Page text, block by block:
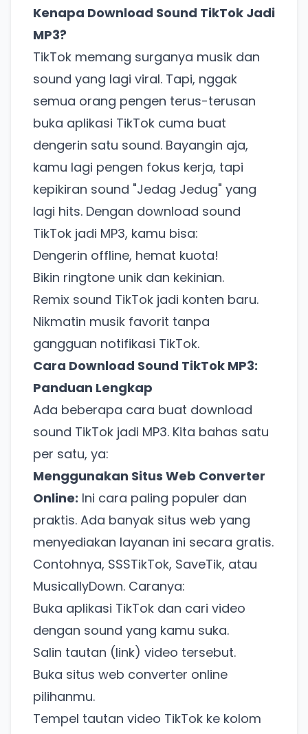
Kenapa Download Sound TikTok Jadi
MP3?
TikTok memang surganya musik dan
sound yang lagi viral. Tapi, nggak
semua orang pengen terus-terusan
buka aplikasi TikTok cuma buat
dengerin satu sound. Bayangin aja,
kamu lagi pengen fokus kerja, tapi
kepikiran sound "Jedag Jedug" yang
lagi hits. Dengan download sound
TikTok jadi MP3, kamu bisa:
Dengerin offline, hemat kuota!
Bikin ringtone unik dan kekinian.
Remix sound TikTok jadi konten baru.
Nikmatin musik favorit tanpa
gangguan notifikasi TikTok.
Cara Download Sound TikTok MP3:
Panduan Lengkap
Ada beberapa cara buat download
sound TikTok jadi MP3. Kita bahas satu
per satu, ya:
Menggunakan Situs Web Converter
Online: Ini cara paling populer dan
praktis. Ada banyak situs web yang
menyediakan layanan ini secara gratis.
Contohnya, SSSTikTok, SaveTik, atau
MusicallyDown. Caranya:
Buka aplikasi TikTok dan cari video
dengan sound yang kamu suka.
Salin tautan (link) video tersebut.
Buka situs web converter online
pilihanmu.
Tempel tautan video TikTok ke kolom